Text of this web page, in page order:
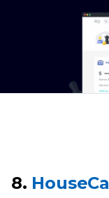
8.